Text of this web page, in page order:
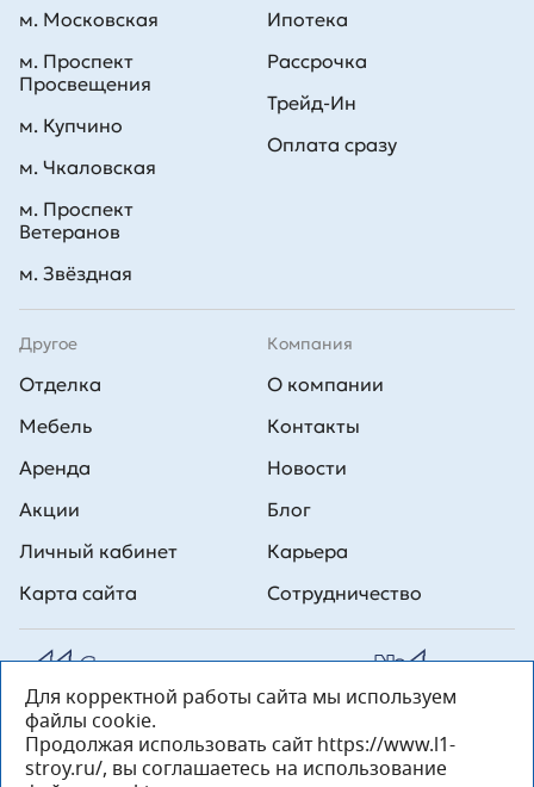
Ипотека
Рассрочка
Трейд-Ин
Оплата сразу
Другое
Отделка
Мебель
Аренда
Акции
Личный кабинет
Карта сайта
Компания
О компании
Контакты
Новости
Блог
Карьера
Сотрудничество
м. Московская
м. Проспект
Просвещения
м. Купчино
м. Чкаловская
м. Проспект
Ветеранов
м. Звёздная
Все права на публикуемые на сайте материалы принадлежат
ООО Л1 Строительная комания №1. Любая информация,
представленная на данном сайте, носит исключительно
информационный характер и ни при каких условиях не является
публичной офертой, определяемой положениями статьи 437 ГК РФ.
Для корректной работы сайта мы используем
файлы cookie.
Продолжая использовать сайт https://www.l1-
stroy.ru/, вы соглашаетесь на использование